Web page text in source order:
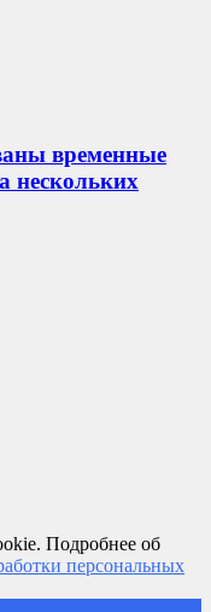
временные
нескольких
Подробнее об
персональных